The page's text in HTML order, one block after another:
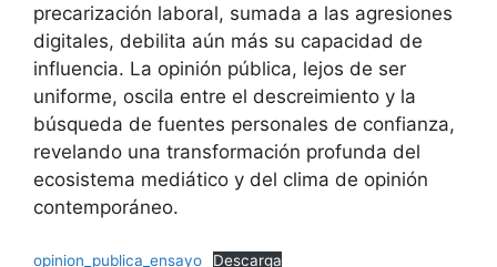
precarización laboral, sumada a las agresiones
digitales, debilita aún más su capacidad de
influencia. La opinión pública, lejos de ser
uniforme, oscila entre el descreimiento y la
búsqueda de fuentes personales de confianza,
revelando una transformación profunda del
ecosistema mediático y del clima de opinión
contemporáneo.
opinion_publica_ensayo Descarga